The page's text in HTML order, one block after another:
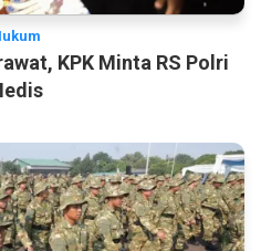
KPK Minta RS Polri